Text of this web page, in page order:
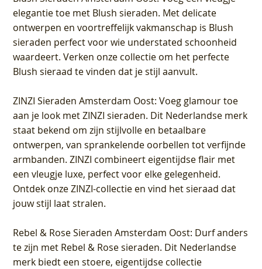
elegantie toe met Blush sieraden. Met delicate
ontwerpen en voortreffelijk vakmanschap is Blush
sieraden perfect voor wie understated schoonheid
waardeert. Verken onze collectie om het perfecte
Blush sieraad te vinden dat je stijl aanvult.
ZINZI Sieraden Amsterdam Oost: Voeg glamour toe
aan je look met ZINZI sieraden. Dit Nederlandse merk
staat bekend om zijn stijlvolle en betaalbare
ontwerpen, van sprankelende oorbellen tot verfijnde
armbanden. ZINZI combineert eigentijdse flair met
een vleugje luxe, perfect voor elke gelegenheid.
Ontdek onze ZINZI-collectie en vind het sieraad dat
jouw stijl laat stralen.
Rebel & Rose Sieraden Amsterdam Oost: Durf anders
te zijn met Rebel & Rose sieraden. Dit Nederlandse
merk biedt een stoere, eigentijdse collectie